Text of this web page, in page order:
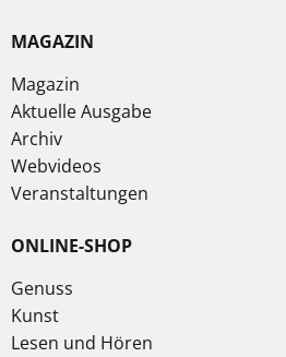
MAGAZIN
Magazin
Aktuelle Ausgabe
Archiv
Webvideos
Veranstaltungen
ONLINE-SHOP
Genuss
Kunst
Lesen und Hören